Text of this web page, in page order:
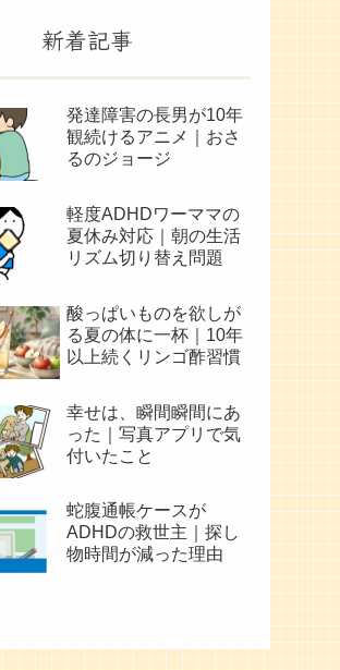
新着記事
発達障害の長男が10年
観続けるアニメ｜おさ
るのジョージ
軽度ADHDワーママの
夏休み対応｜朝の生活
リズム切り替え問題
酸っぱいものを欲しが
る夏の体に一杯｜10年
以上続くリンゴ酢習慣
幸せは、瞬間瞬間にあ
った｜写真アプリで気
付いたこと
蛇腹通帳ケースが
ADHDの救世主｜探し
物時間が減った理由